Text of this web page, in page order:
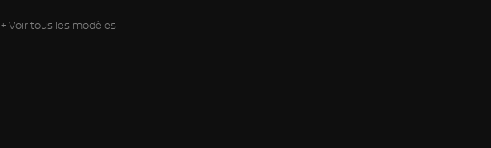
+ Voir tous les modèles